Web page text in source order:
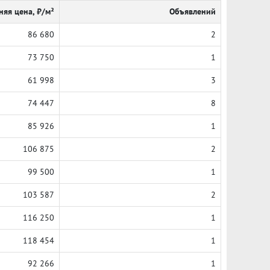
цена, ₽/м² Объявлений
86 680 2
73 750 1
61 998 3
74 447 8
85 926 1
106 875 2
99 500 1
103 587 2
116 250 1
118 454 1
92 266 1